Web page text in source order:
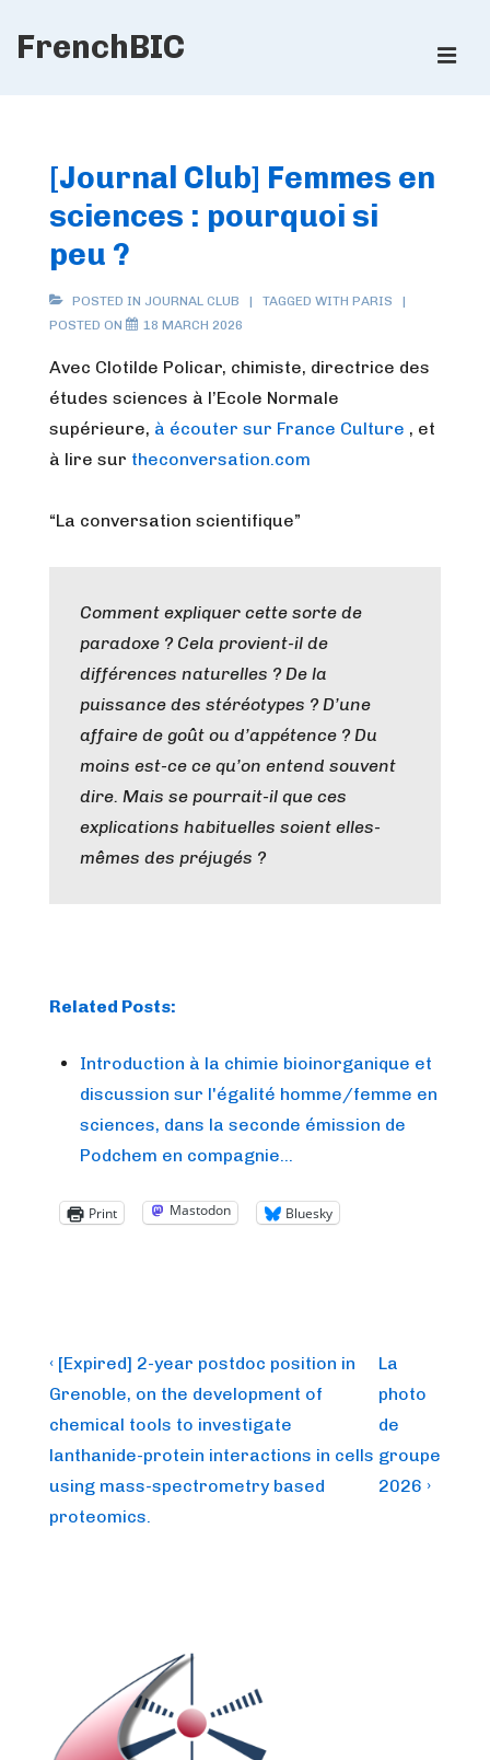
SkipFrenchBIC
[Journal Club] Femmes en
sciences : pourquoi si
peu ?
POSTED IN JOURNAL CLUB TAGGED WITH PARIS
POSTED ON
18 MARCH 2026
Avec Clotilde Policar, chimiste, directrice des
études sciences à l’Ecole Normale
supérieure, à écouter sur France Culture , et
à lire sur theconversation.com
“La conversation scientifique”
Comment expliquer cette sorte de
paradoxe ? Cela provient-il de
différences naturelles ? De la
puissance des stéréotypes ? D’une
affaire de goût ou d’appétence ? Du
moins est-ce ce qu’on entend souvent
dire. Mais se pourrait-il que ces
explications habituelles soient elles-
mêmes des préjugés ?
Related Posts:
Introduction à la chimie bioinorganique et
discussion sur l'égalité homme/femme en
sciences, dans la seconde émission de
Podchem en compagnie…
Print Mastodon Bluesky
Post
navigation
Previous
Post
is
‹ [Expired] 2-year postdoc position in
Grenoble, on the development of
chemical tools to investigate
lanthanide-protein interactions in cells
using mass-spectrometry based
proteomics.
Next
Post
is
La
photo
de
groupe
2026 ›